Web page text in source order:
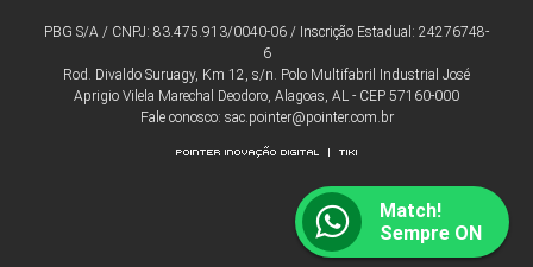
PBG S/A / CNPJ: 83.475.913/0040-06 / Inscrição Estadual: 24276748-
6
Rod. Divaldo Suruagy, Km 12, s/n. Polo Multifabril Industrial José
Aprigio Vilela Marechal Deodoro, Alagoas, AL - CEP 57160-000
Fale conosco: sac.pointer@pointer.com.br
Match!
Sempre ON